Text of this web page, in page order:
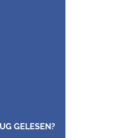
GELESEN?